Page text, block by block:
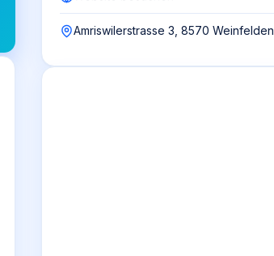
Amriswilerstrasse 3, 8570 Weinfelden